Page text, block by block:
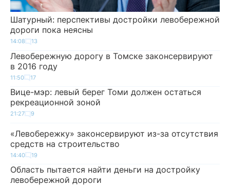
Шатурный: перспективы достройки левобережной
дороги пока неясны
14:08 13
Левобережную дорогу в Томске законсервируют
в 2016 году
11:50 17
Вице-мэр: левый берег Томи должен остаться
рекреационной зоной
21:27 9
«Левобережку» законсервируют из-за отсутствия
средств на строительство
14:40 19
Область пытается найти деньги на достройку
левобережной дороги